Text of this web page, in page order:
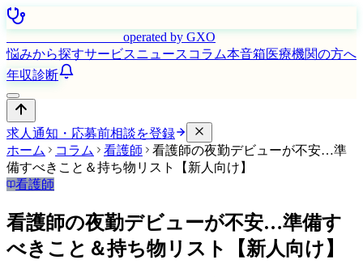
operated by GXO
悩みから探すサービスニュース コラム本音箱医療機関の方へ
年収診断
求人通知・応募前相談を登録
ホーム
コラム 看護師
看護師の夜勤デビューが不安…準
備すべきこと＆持ち物リスト【新人向け】
看護師
看護師の夜勤デビューが不安…準備す
べきこと＆持ち物リスト【新人向け】